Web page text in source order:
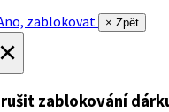
zablokovat
× Zpět
zablokování